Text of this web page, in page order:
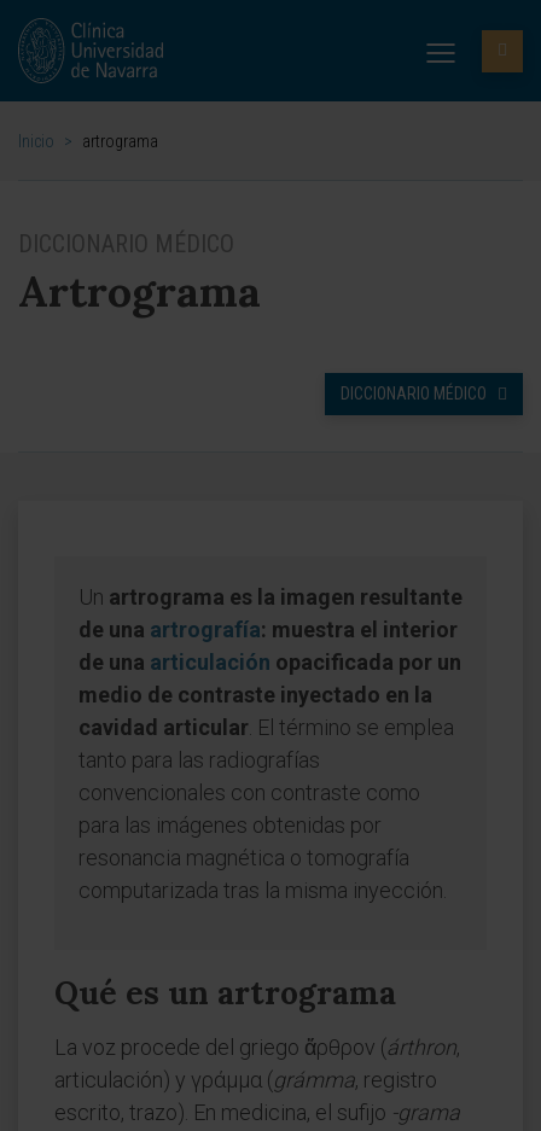
Inicio > artrograma
DICCIONARIO MÉDICO
Artrograma
DICCIONARIO MÉDICO
Un artrograma es la imagen resultante
de una artrografía: muestra el interior
de una articulación opacificada por un
medio de contraste inyectado en la
cavidad articular . El término se emplea
tanto para las radiografías
convencionales con contraste como
para las imágenes obtenidas por
resonancia magnética o tomografía
computarizada tras la misma inyección.
Qué es un artrograma
La voz procede del griego ἄρθρον (árthron,
articulación) y γράμμα (grámma, registro
escrito, trazo). En medicina, el sufijo -grama